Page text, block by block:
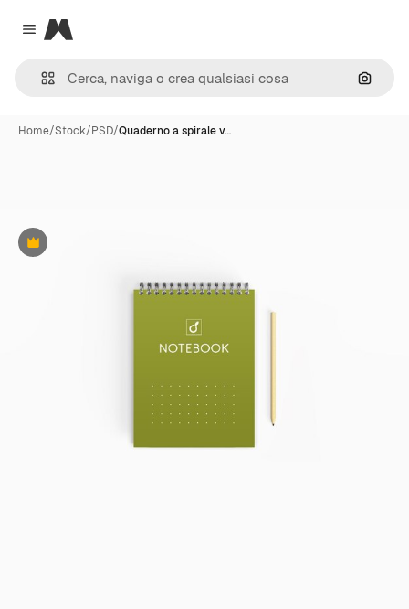
Close menu
Magnific
Cerca
Home/Stock/PSD/Quaderno a spirale v…
Premium